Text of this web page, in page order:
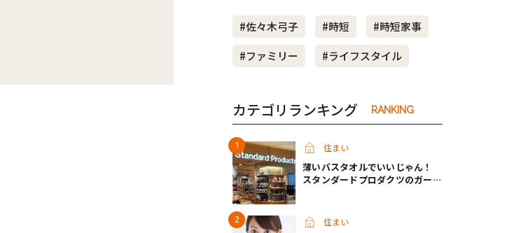
#佐々木弓子 #時短
#時短家事
#ファミリー
#ライフスタイル
カテゴリランキング RANKING
住まい
薄いバスタオルでいいじゃん！
スタンダードプロダクツのガーゼ
住まい